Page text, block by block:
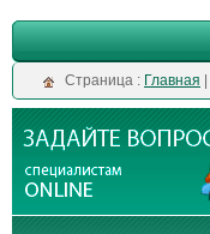
Cтраница : Главная